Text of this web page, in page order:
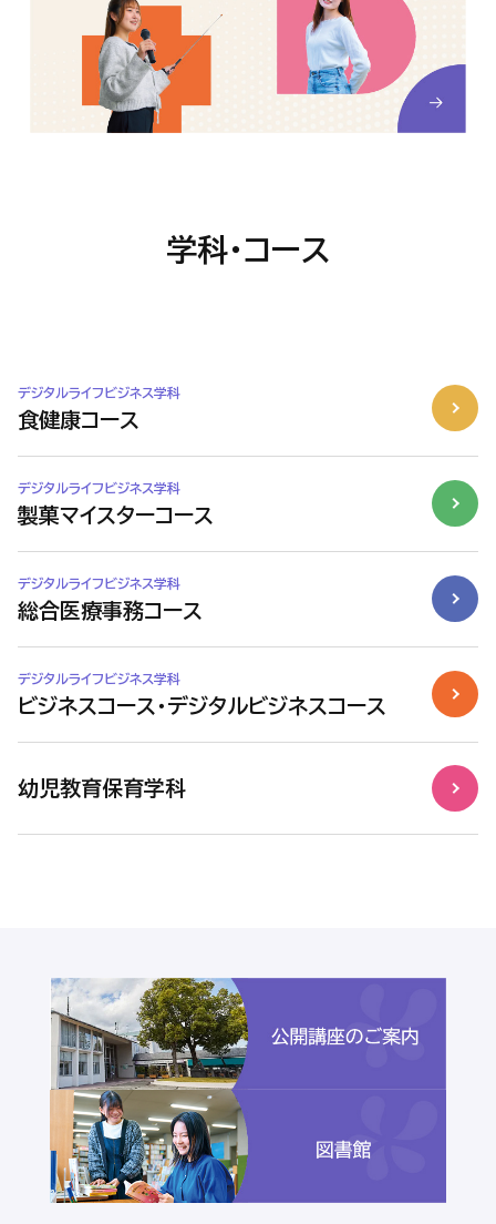
学科・コース
デジタルライフビジネス学科
食健康コース
デジタルライフビジネス学科
製菓マイスターコース
デジタルライフビジネス学科
総合医療事務コース
デジタルライフビジネス学科
ビジネスコース・デジタルビジネスコース
幼児教育保育学科